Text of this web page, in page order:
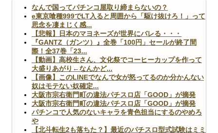
なんで国ってパチンコ屋取り締まらないの？
e東京喰種999でLT入ると周囲から「駆け抜けろ！」って
思念を凄まじく感...
【悲報】日本のマヨネーズが世界にバレる・・・
『GANTZ（ガンツ）』全巻「100円」セールが終了間
際！全37巻「23...
【動画】高校生さん、文化祭でコーヒーカップを作って
大盛りあがり←なんかど...
【画像】このLINEでなんで女が怒ってるのか分かんない
奴はモテない奴確定...
大阪市宗右衛門町の違法パチスロ店「GOOD」が摘発
大阪市宗右衛門町の違法パチスロ店「GOOD」が摘発
パチンコで人気のないキャラを青色担当にするのやめろ
や
【北斗転生2も落ちた？】最近のパチスロ型式試験はミミ